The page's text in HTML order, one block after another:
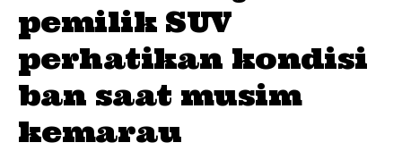
pemilik SUV
perhatikan kondisi
ban saat musim
kemarau